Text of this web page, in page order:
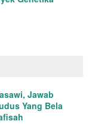
Jawab
Yang Bela